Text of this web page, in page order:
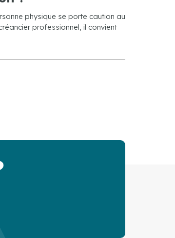
physique se porte caution au
professionnel, il convient